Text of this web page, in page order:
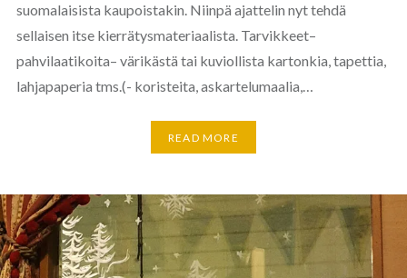
suomalaisista kaupoistakin. Niinpä ajattelin nyt tehdä
sellaisen itse kierrätysmateriaalista. Tarvikkeet–
pahvilaatikoita– värikästä tai kuviollista kartonkia, tapettia,
lahjapaperia tms.(- koristeita, askartelumaalia,…
READ MORE